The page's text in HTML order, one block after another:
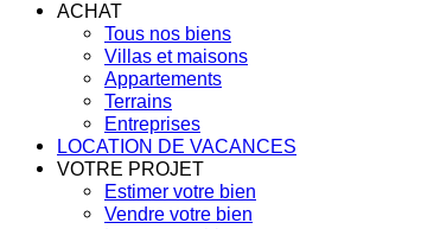
ACHAT
Tous nos biens
Villas et maisons
Appartements
Terrains
Entreprises
LOCATION DE VACANCES
VOTRE PROJET
Estimer votre bien
Vendre votre bien